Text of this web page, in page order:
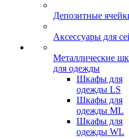
Депозитные
Аксессуары для
Металлические
для одежды
Шкафы для
одежды LS
Шкафы для
одежды ML
Шкафы для
одежды WL